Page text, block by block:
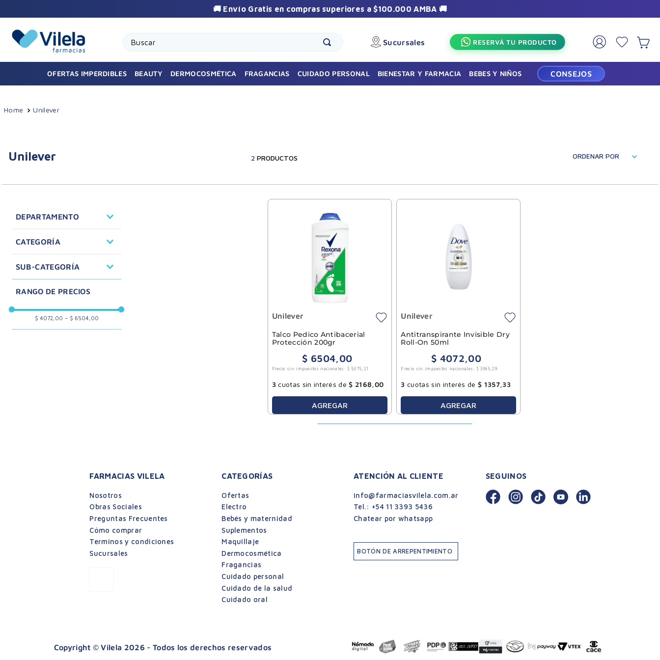
🚚 Envío Gratis en compras superiores a $100.000 AMBA 🚚
Sucursales RESERVÁ TU PRODUCTO
OFERTAS IMPERDIBLES BEAUTY DERMOCOSMÉTICA FRAGANCIAS CUIDADO PERSONAL BIENESTAR Y FARMACIA BEBES Y NIÑOS CONSEJOS
Unilever
Unilever 2PRODUCTOS ORDENAR POR
DEPARTAMENTO
CATEGORÍA
SUB-CATEGORÍA
$ 4072,00 – $ 6504,00 Unilever
Talco Pedico Antibacerial
Protección 200gr
$ 6504,00
Precio sin impuestos nacionales: $ 5375, 21
3 cuotas sin interés de$ 2168,00
AGREGAR
Unilever
Antitranspirante Invisible Dry
Roll-On 50ml
$ 4072,00
Precio sin impuestos nacionales: $ 3365, 29
3 cuotas sin interés de$ 1357,33
AGREGAR
FARMACIAS VILELA
Nosotros
Obras Sociales
Preguntas Frecuentes
Cómo comprar
Terminos y condiciones
Sucursales
CATEGORÍAS
Ofertas
Electro
Bebés y maternidad
Suplementos
Maquillaje
Dermocosmética
Fragancias
Cuidado personal
Cuidado de la salud
Cuidado oral
ATENCIÓN AL CLIENTE
info@farmaciasvilela.com.ar
Tel.: +54 11 3393 5436
Chatear por whatsapp
BOTÓN DE ARREPENTIMIENTO
SEGUINOS
Copyright © Vilela 2026 - Todos los derechos reservados
×
🎁 Sumate a la comunidad Vilela
Recibí promos exclusivas y beneficios especiales
durante el año.
Suscribirme